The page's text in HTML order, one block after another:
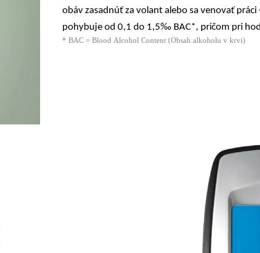
obáv zasadnúť za volant alebo sa venovať
pohybuje od 0,1 do 1,5‰ BAC*, pričom pri
* BAC = Blood Alcohol Content (Obsah alkoholu v krvi)